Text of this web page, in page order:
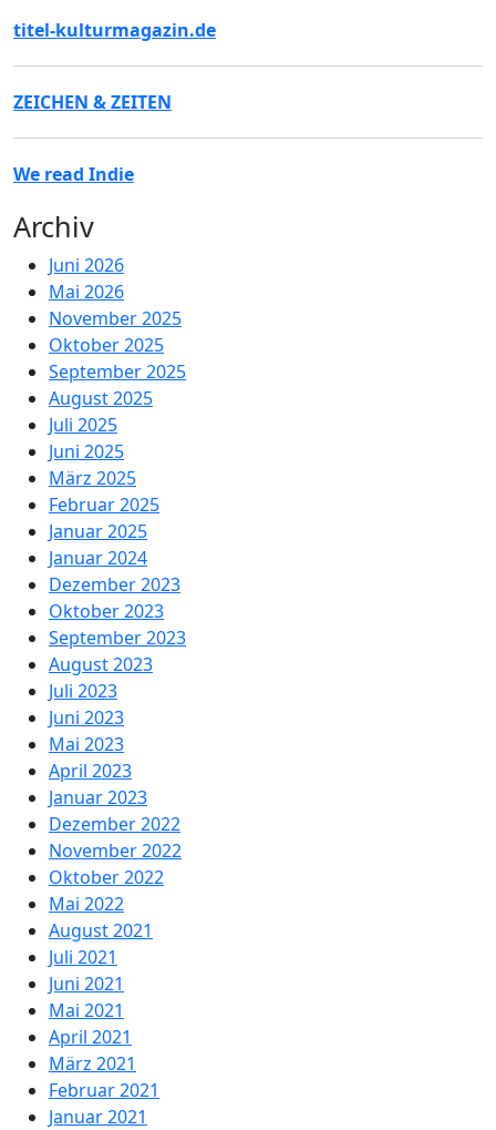
titel-kulturmagazin.de
ZEICHEN & ZEITEN
We read Indie
Archiv
Juni 2026
Mai 2026
November 2025
Oktober 2025
September 2025
August 2025
Juli 2025
Juni 2025
März 2025
Februar 2025
Januar 2025
Januar 2024
Dezember 2023
Oktober 2023
September 2023
August 2023
Juli 2023
Juni 2023
Mai 2023
April 2023
Januar 2023
Dezember 2022
November 2022
Oktober 2022
Mai 2022
August 2021
Juli 2021
Juni 2021
Mai 2021
April 2021
März 2021
Februar 2021
Januar 2021